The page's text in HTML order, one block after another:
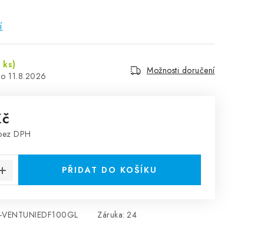
ks)
11.8.2026
Možnosti doručení
DPH
PŘIDAT DO KOŠÍKU
Záruka: 24